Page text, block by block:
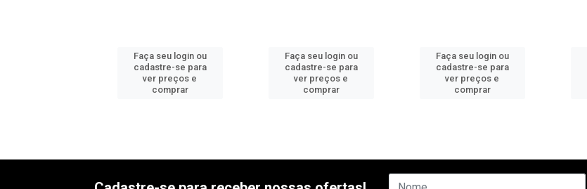
Faça seu login ou
cadastre-se para
ver preços e
comprar
Faça seu login ou
cadastre-se para
ver preços e
comprar
Faça seu login ou
cadastre-se para
ver preços e
comprar